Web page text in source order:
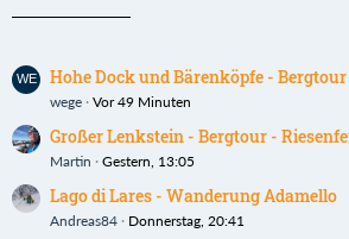
Hohe Dock und Bärenköpfe -
wege Vor 49 Minuten
Großer Lenkstein - Bergtour -
Martin Gestern, 13:05
Lago di Lares - Wanderung Adamello
Andreas84 Donnerstag, 20:41